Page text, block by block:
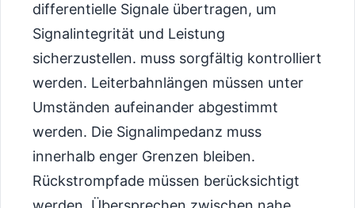
differentielle Signale übertragen, um
Signalintegrität und Leistung
sicherzustellen. muss sorgfältig kontrolliert
werden. Leiterbahnlängen müssen unter
Umständen aufeinander abgestimmt
werden. Die Signalimpedanz muss
innerhalb enger Grenzen bleiben.
Rückstrompfade müssen berücksichtigt